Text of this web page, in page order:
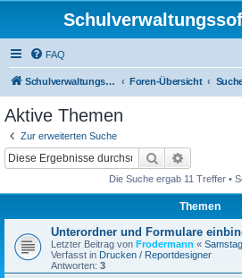
FAQ
Schulverwaltungssoftware NRW Foren-Übersicht
Aktive Themen
Zur erweiterten Suche
Suche
Die Suche ergab 11 Treffer •
Themen
Unterordner und Formulare
Letzter Beitrag von Frodermann «
Verfasst in Drucken / Reportdesigner
Antworten: 3